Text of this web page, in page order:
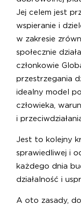
Jej celem jest
wspieranie i
w zakresie
społecznie
członkowie
przestrzegania
idealny model
człowieka,
i
Jest to kolejny
sprawiedliwej i
każdego dnia
działalność i
A oto zasady,